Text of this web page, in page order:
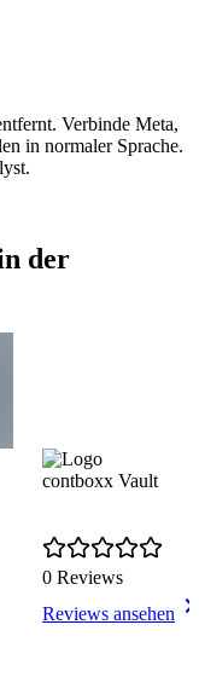
Verbinde Meta,
in normaler Sprache.
der
contboxx Vault
0 Reviews
Reviews ansehen